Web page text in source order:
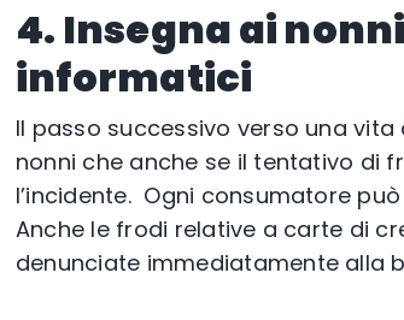
4. Insegna ai
informatici
Il passo successivo verso una
nonni che anche se il tentativo di
l’incidente. Ogni consumatore può
Anche le frodi relative a carte di
denunciate immediatamente alla